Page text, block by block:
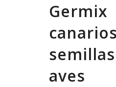
Germix
aves